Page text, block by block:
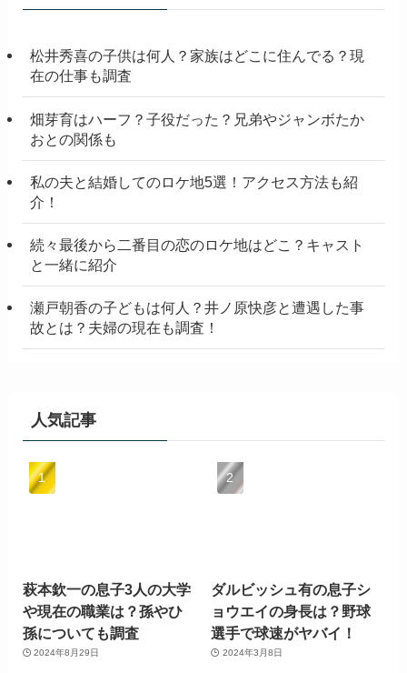
松井秀喜の子供は何人？家族はどこに住んでる？現
在の仕事も調査
畑芽育はハーフ？子役だった？兄弟やジャンボたか
おとの関係も
私の夫と結婚してのロケ地5選！アクセス方法も紹
介！
続々最後から二番目の恋のロケ地はどこ？キャスト
と一緒に紹介
瀬戸朝香の子どもは何人？井ノ原快彦と遭遇した事
故とは？夫婦の現在も調査！
人気記事
萩本欽一の息子3人の大学
や現在の職業は？孫やひ
孫についても調査
2024年8月29日
ダルビッシュ有の息子シ
ョウエイの身長は？野球
選手で球速がヤバイ！
2024年3月8日